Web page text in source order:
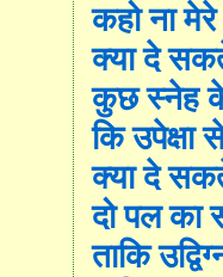
कहो ना मेरे
क्या दे
कुछ स्नेह
कि उपेक्षा
क्या दे
दो पल का
ताकि